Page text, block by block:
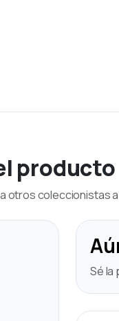
producto
otros coleccionistas
Sé la